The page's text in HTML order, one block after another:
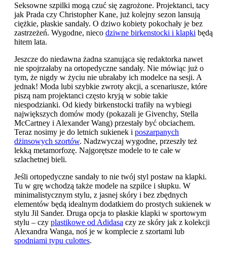
Seksowne szpilki mogą czuć się zagrożone. Projektanci, tacy
jak Prada czy Christopher Kane, już kolejny sezon lansują
ciężkie, płaskie sandały. O dziwo kobiety pokochały je bez
zastrzeżeń. Wygodne, nieco dziwne birkenstocki i klapki będą
hitem lata.
Jeszcze do niedawna żadna szanująca się redaktorka nawet
nie spojrzałaby na ortopedyczne sandały. Nie mówiąc już o
tym, że nigdy w życiu nie ubrałaby ich modelce na sesji. A
jednak! Moda lubi szybkie zwroty akcji, a scenariusze, które
piszą nam projektanci często kryją w sobie takie
niespodzianki. Od kiedy birkenstocki trafiły na wybiegi
największych domów mody (pokazali je Givenchy, Stella
McCartney i Alexander Wang) przestały być obciachem.
Teraz nosimy je do letnich sukienek i poszarpanych
dżinsowych szortów. Nadzwyczaj wygodne, przeszły też
lekką metamorfozę. Najgorętsze modele to te całe w
szlachetnej bieli.
Jeśli ortopedyczne sandały to nie twój styl postaw na klapki.
Tu w grę wchodzą także modele na szpilce i słupku. W
minimalistycznym stylu, z jasnej skóry i bez zbędnych
elementów będą idealnym dodatkiem do prostych sukienek w
stylu Jil Sander. Druga opcja to płaskie klapki w sportowym
stylu – czy plastikowe od Adidasa czy ze skóry jak z kolekcji
Alexandra Wanga, noś je w komplecie z szortami lub
spodniami typu culottes.